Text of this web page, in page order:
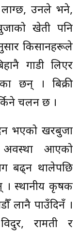
लाग्छ, उनले भने,
खेती पनि
किसानहरूले
गाडी लिएर
छन् । बिक्री
चलन छ ।
भएको खरबुजा
अवस्था आएको
बढ्न थालेपछि
। स्थानीय कृषक
लानै पाउँदिनँ ।
रामती र